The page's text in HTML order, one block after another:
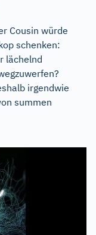
Cousin würde
schenken:
lächelnd
irgendwie
summen